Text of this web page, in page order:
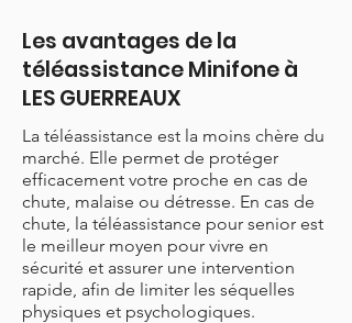
Les avantages de la
téléassistance Minifone à
LES GUERREAUX
La téléassistance est la moins chère du
marché. Elle permet de protéger
efficacement votre proche en cas de
chute, malaise ou détresse. En cas de
chute, la téléassistance pour senior est
le meilleur moyen pour vivre en
sécurité et assurer une intervention
rapide, afin de limiter les séquelles
physiques et psychologiques.